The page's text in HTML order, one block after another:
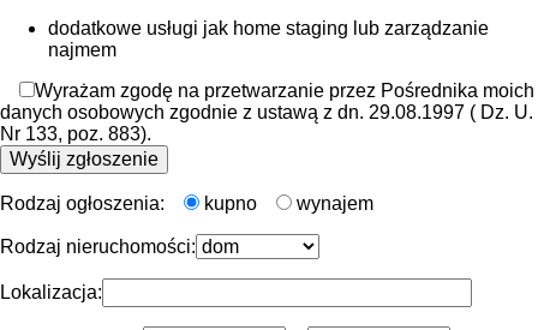
dodatkowe usługi jak home staging lub zarządzanie
najmem
Wyrażam zgodę na przetwarzanie przez Pośrednika moich
danych osobowych zgodnie z ustawą z dn. 29.08.1997 ( Dz. U.
Nr 133, poz. 883).
Rodzaj ogłoszenia: kupno wynajem
Rodzaj nieruchomości:
Lokalizacja: